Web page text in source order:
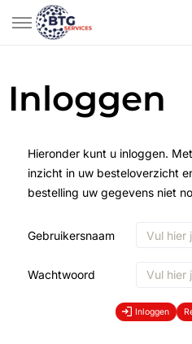
Inloggen
Hieronder kunt u inloggen.
inzicht in uw besteloverzicht
bestelling uw gegevens niet
Gebruikersnaam
Wachtwoord
Inloggen